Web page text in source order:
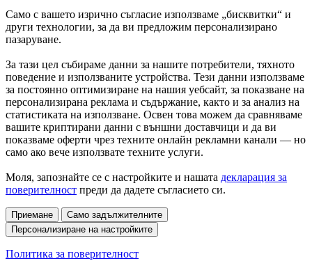
Само с вашето изрично съгласие използваме „бисквитки“ и
други технологии, за да ви предложим персонализирано
пазаруване.
За тази цел събираме данни за нашите потребители, тяхното
поведение и използваните устройства. Тези данни използваме
за постоянно оптимизиране на нашия уебсайт, за показване на
персонализирана реклама и съдържание, както и за анализ на
статистиката на използване. Освен това можем да сравняваме
вашите криптирани данни с външни доставчици и да ви
показваме оферти чрез техните онлайн рекламни канали — но
само ако вече използвате техните услуги.
Моля, запознайте се с настройките и нашата декларация за
поверителност преди да дадете съгласието си.
Приемане
Само задължителните
Персонализиране на настройките
Политика за поверителност